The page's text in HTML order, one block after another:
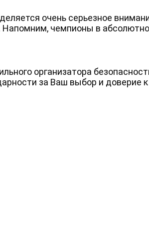
очень серьезное
Напомним, чемпионы в
организатора
за Ваш выбор и доверие